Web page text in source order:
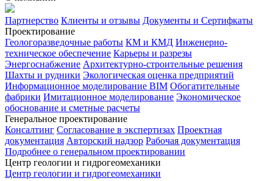
Партнерство Клиенты и отзывы Документы и Сертифкаты
Проектирование
Геологоразведочные работы КМ и КМД Инженерно-
техническое обеспечение Карьеры и разрезы
Энергоснабжение Архитектурно-строительные решения
Шахты и рудники Экологическая оценка предприятий
Информационное моделирование BIM Обогатительные
фабрики Имитационное моделирование Экономическое
обоснование и сметные расчеты
Генеральное проектирование
Консалтинг Согласование в экспертизах Проектная
документация Авторский надзор Рабочая документация
Подробнее о генеральном проектировании
Центр геологии и гидрогеомеханики
Центр геологии и гидрогеомеханики